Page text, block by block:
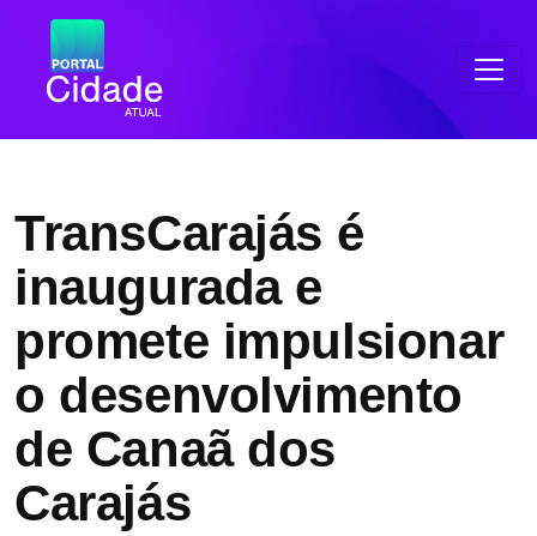
TransCarajás é
inaugurada e
promete impulsionar
o desenvolvimento
de Canaã dos
Carajás